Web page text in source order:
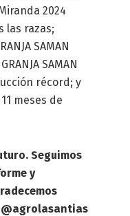
2024
las razas;
SAMAN
SAMAN
récord; y
meses de
Seguimos
y
@agrolasantias